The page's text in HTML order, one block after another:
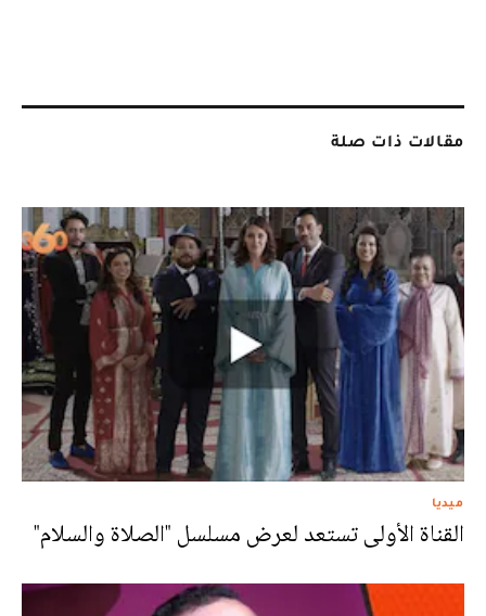
مقالات ذات صلة
ميديا
القناة الأولى تستعد لعرض مسلسل "الصلاة والسلام"